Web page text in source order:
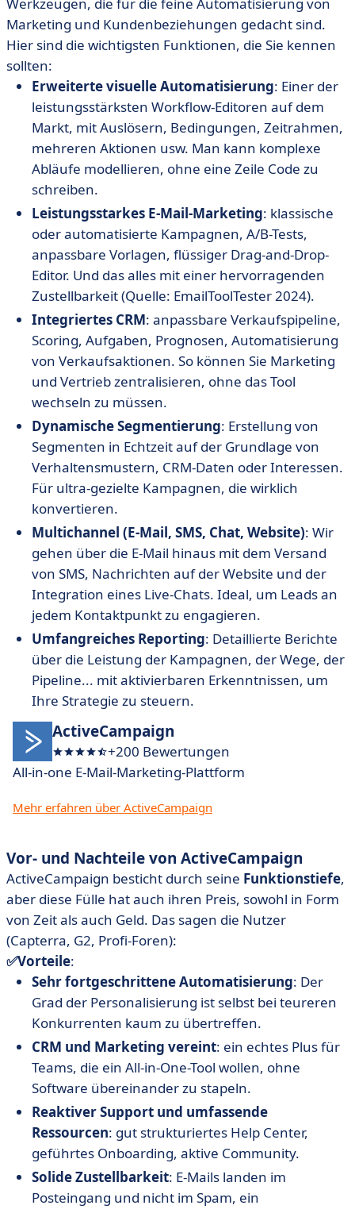
Marketing und Kundenbeziehungen gedacht sind.
Hier sind die wichtigsten Funktionen, die Sie kennen
sollten:
Erweiterte visuelle Automatisierung: Einer der
leistungsstärksten Workflow-Editoren auf dem
Markt, mit Auslösern, Bedingungen, Zeitrahmen,
mehreren Aktionen usw. Man kann komplexe
Abläufe modellieren, ohne eine Zeile Code zu
schreiben.
Leistungsstarkes E-Mail-Marketing: klassische
oder automatisierte Kampagnen, A/B-Tests,
anpassbare Vorlagen, flüssiger Drag-and-Drop-
Editor. Und das alles mit einer hervorragenden
Zustellbarkeit (Quelle: EmailToolTester 2024).
Integriertes CRM: anpassbare Verkaufspipeline,
Scoring, Aufgaben, Prognosen, Automatisierung
von Verkaufsaktionen. So können Sie Marketing
und Vertrieb zentralisieren, ohne das Tool
wechseln zu müssen.
Dynamische Segmentierung: Erstellung von
Segmenten in Echtzeit auf der Grundlage von
Verhaltensmustern, CRM-Daten oder Interessen.
Für ultra-gezielte Kampagnen, die wirklich
konvertieren.
Multichannel (E-Mail, SMS, Chat, Website): Wir
gehen über die E-Mail hinaus mit dem Versand
von SMS, Nachrichten auf der Website und der
Integration eines Live-Chats. Ideal, um Leads an
jedem Kontaktpunkt zu engagieren.
Umfangreiches Reporting: Detaillierte Berichte
über die Leistung der Kampagnen, der Wege, der
Pipeline... mit aktivierbaren Erkenntnissen, um
Ihre Strategie zu steuern.
ActiveCampaign
+200 Bewertungen
All-in-one E-Mail-Marketing-Plattform
Mehr erfahren über ActiveCampaign
Vor- und Nachteile von ActiveCampaign
ActiveCampaign besticht durch seine Funktionstiefe,
aber diese Fülle hat auch ihren Preis, sowohl in Form
von Zeit als auch Geld. Das sagen die Nutzer
(Capterra, G2, Profi-Foren):
✅Vorteile:
Sehr fortgeschrittene Automatisierung: Der
Grad der Personalisierung ist selbst bei teureren
Konkurrenten kaum zu übertreffen.
CRM und Marketing vereint: ein echtes Plus für
Teams, die ein All-in-One-Tool wollen, ohne
Software übereinander zu stapeln.
Reaktiver Support und umfassende
Ressourcen: gut strukturiertes Help Center,
geführtes Onboarding, aktive Community.
Solide Zustellbarkeit: E-Mails landen im
Posteingang und nicht im Spam, ein